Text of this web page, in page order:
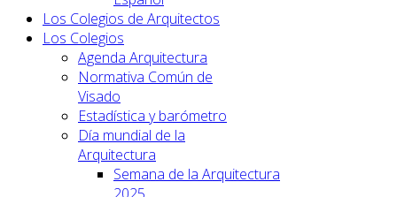
Los Colegios de Arquitectos
Los Colegios
Agenda Arquitectura
Normativa Común de
Visado
Estadística y barómetro
Día mundial de la
Arquitectura
Semana de la Arquitectura